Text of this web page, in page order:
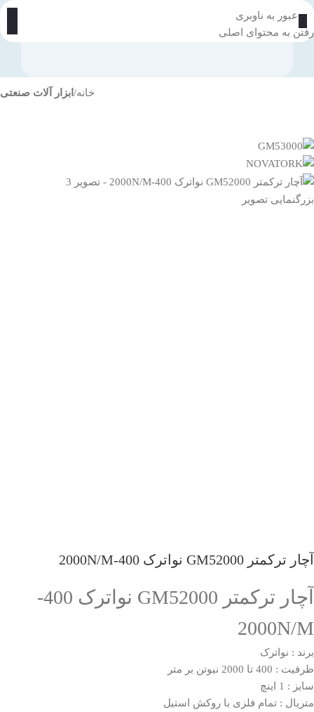
عبور به ناوبری
رفتن به محتوای اصلی
خانه ابزار آلات صنعتی
بزرگنمایی تصویر
آچار ترکمتر GM52000 نواترک 400-2000N/M
آچار ترکمتر GM52000 نواترک 400-
2000N/M
برند : نواترک
ظرفیت : 400 تا 2000 نیوتن بر متر
سایز : 1 اینچ
متریال : تمام فلزی با روکش استیل